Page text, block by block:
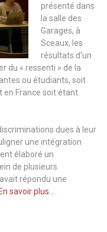
présenté dans
la salle des
Garages, à
Sceaux, les
résultats d’un
du « ressenti » de la
ou étudiants, soit
en France soit étant
dues à leur
une intégration
élaboré un
de plusieurs
répondu une
savoir plus…